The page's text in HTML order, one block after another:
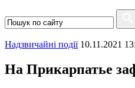
Надзвичайні події 10.11.2021
На Прикарпатье